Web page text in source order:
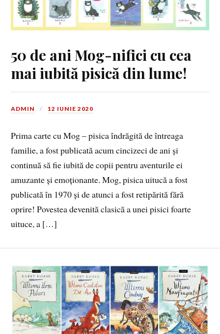
50 de ani Mog-nifici cu cea
mai iubită pisică din lume!
ADMIN 12 IUNIE 2020
Prima carte cu Mog – pisica îndrăgită de întreaga
familie, a fost publicată acum cincizeci de ani și
continuă să fie iubită de copii pentru aventurile ei
amuzante și emoționante. Mog, pisica uitucă a fost
publicată în 1970 și de atunci a fost retipărită fără
oprire! Povestea devenită clasică a unei pisici foarte
uituce, a […]